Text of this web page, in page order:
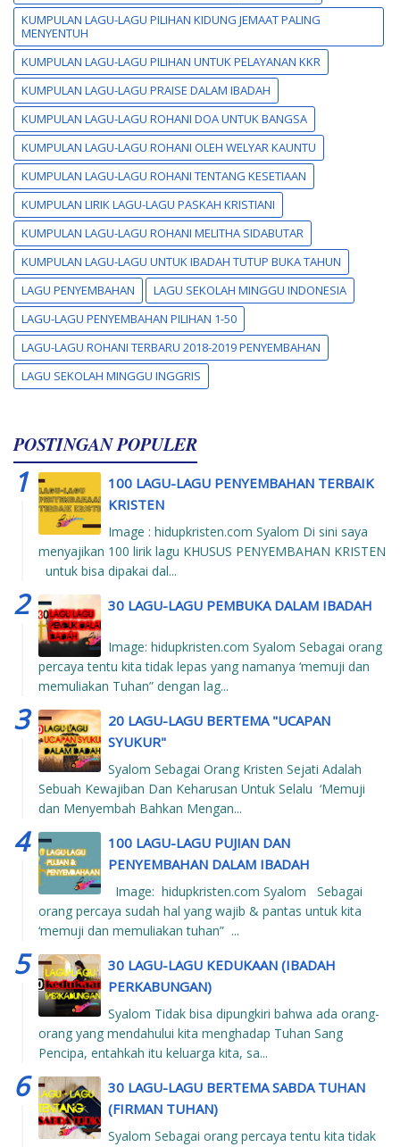
KUMPULAN LAGU-LAGU PILIHAN KIDUNG JEMAAT PALING
MENYENTUH
KUMPULAN LAGU-LAGU PILIHAN UNTUK PELAYANAN KKR
KUMPULAN LAGU-LAGU PRAISE DALAM IBADAH
KUMPULAN LAGU-LAGU ROHANI DOA UNTUK BANGSA
KUMPULAN LAGU-LAGU ROHANI OLEH WELYAR KAUNTU
KUMPULAN LAGU-LAGU ROHANI TENTANG KESETIAAN
KUMPULAN LIRIK LAGU-LAGU PASKAH KRISTIANI
KUMPULAN LAGU-LAGU ROHANI MELITHA SIDABUTAR
KUMPULAN LAGU-LAGU UNTUK IBADAH TUTUP BUKA TAHUN
LAGU PENYEMBAHAN
LAGU SEKOLAH MINGGU INDONESIA
LAGU-LAGU PENYEMBAHAN PILIHAN 1-50
LAGU-LAGU ROHANI TERBARU 2018-2019 PENYEMBAHAN
LAGU SEKOLAH MINGGU INGGRIS
POSTINGAN POPULER
100 LAGU-LAGU PENYEMBAHAN TERBAIK
KRISTEN
Image : hidupkristen.com Syalom Di sini saya
menyajikan 100 lirik lagu KHUSUS PENYEMBAHAN KRISTEN
untuk bisa dipakai dal...
30 LAGU-LAGU PEMBUKA DALAM IBADAH
Image: hidupkristen.com Syalom Sebagai orang
percaya tentu kita tidak lepas yang namanya ‘memuji dan
memuliakan Tuhan” dengan lag...
20 LAGU-LAGU BERTEMA "UCAPAN
SYUKUR"
Syalom Sebagai Orang Kristen Sejati Adalah
Sebuah Kewajiban Dan Keharusan Untuk Selalu ‘Memuji
dan Menyembah Bahkan Mengan...
100 LAGU-LAGU PUJIAN DAN
PENYEMBAHAN DALAM IBADAH
Image: hidupkristen.com Syalom Sebagai
orang percaya sudah hal yang wajib & pantas untuk kita
‘memuji dan memuliakan tuhan” ...
30 LAGU-LAGU KEDUKAAN (IBADAH
PERKABUNGAN)
Syalom Tidak bisa dipungkiri bahwa ada orang-
orang yang mendahului kita menghadap Tuhan Sang
Pencipa, entahkah itu keluarga kita, sa...
30 LAGU-LAGU BERTEMA SABDA TUHAN
(FIRMAN TUHAN)
Syalom Sebagai orang percaya tentu kita tidak